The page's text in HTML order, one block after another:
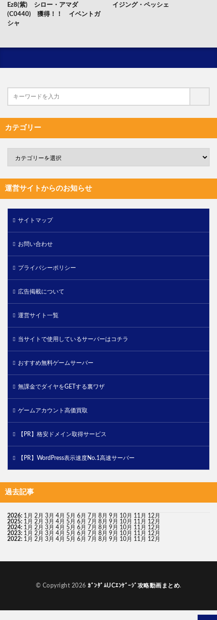
Ez8(紫) シロー・アマダ
(C0440) 獲得！！ イベントガ
シャ
イジング・ペッシェ
カテゴリー
運営サイトからのお知らせ
サイトマップ
お問い合わせ
プライバシーポリシー
広告掲載について
運営サイト一覧
当サイトで使用しているサーバーはコチラ
おすすめ無料ゲームサーバー
無課金でダイヤをGETする裏ワザ
ゲームアカウント高価買取
【PR】格安ドメイン取得サービス
【PR】WordPress表示速度No.1高速サーバー
過去記事
2026: 1月 2月 3月 4月 5月 6月 7月 8月 9月 10月 11月 12月
2025: 1月 2月 3月 4月 5月 6月 7月 8月 9月 10月 11月 12月
2024: 1月 2月 3月 4月 5月 6月 7月 8月 9月 10月 11月 12月
2023: 1月 2月 3月 4月 5月 6月 7月 8月 9月 10月 11月 12月
2022: 1月 2月 3月 4月 5月 6月 7月 8月 9月 10月 11月 12月
© Copyright 2026 ｶﾞﾝﾀﾞﾑUCｴﾝｹﾞｰｼﾞ攻略動画まとめ.